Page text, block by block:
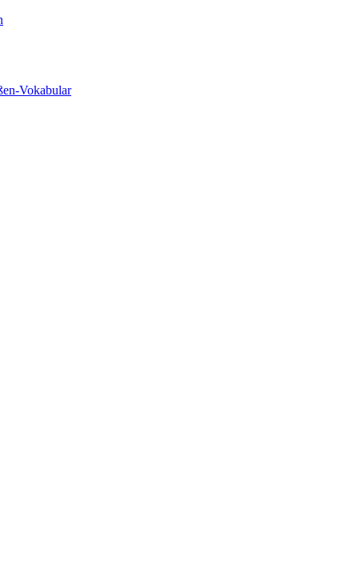
Vokabular